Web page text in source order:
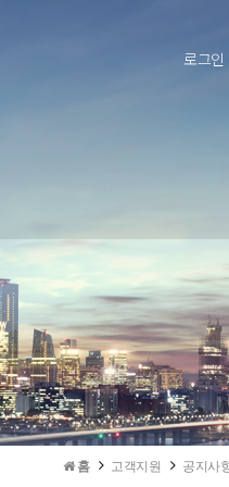
로그인
홈 고객지원 공지사